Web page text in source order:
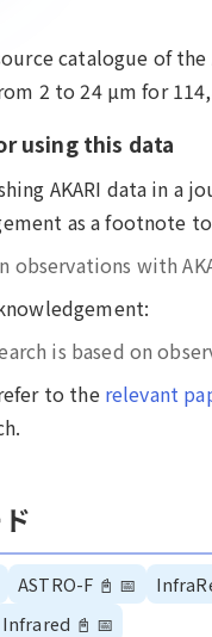
catalogue of
2 to 24 µm for
using this data
AKARI data in a
as a footnote
observations with
is based on
to the relevant
ASTRO-F 📓 📅
Infrared 📓 📅